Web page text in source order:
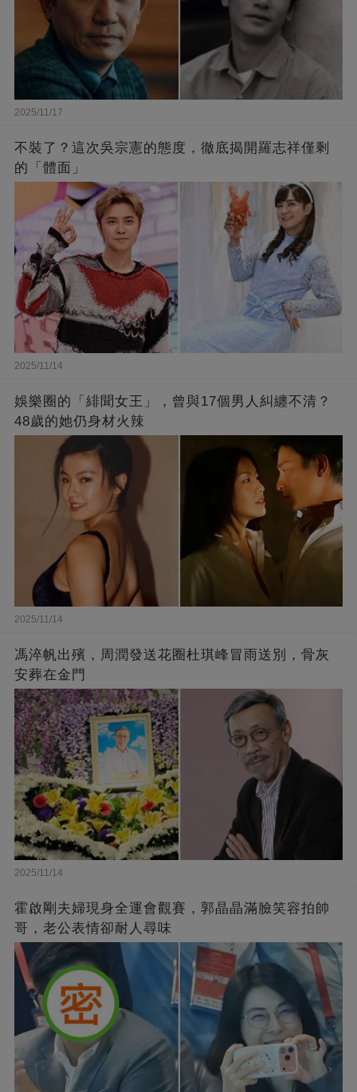
2025/11/17
不裝了？這次吳宗憲的態度，徹底揭開羅志祥僅剩
的「體面」
2025/11/14
娛樂圈的「緋聞女王」，曾與17個男人糾纏不清？
48歲的她仍身材火辣
2025/11/14
馮淬帆出殯，周潤發送花圈杜琪峰冒雨送別，骨灰
安葬在金門
2025/11/14
霍啟剛夫婦現身全運會觀賽，郭晶晶滿臉笑容拍帥
哥，老公表情卻耐人尋味